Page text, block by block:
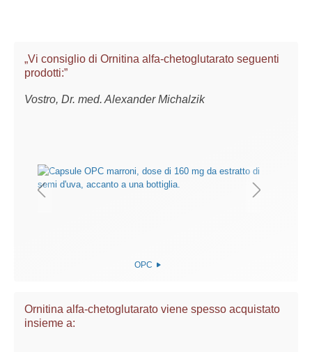
„Vi consiglio di Ornitina alfa-chetoglutarato seguenti
prodotti:”
Vostro, Dr. med. Alexander Michalzik
OPC
Ornitina alfa-chetoglutarato viene spesso acquistato
insieme a: